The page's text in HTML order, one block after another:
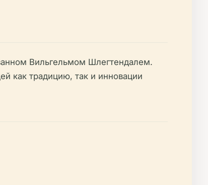
Вильгельмом Шлегтендалем.
как традицию, так и инновации